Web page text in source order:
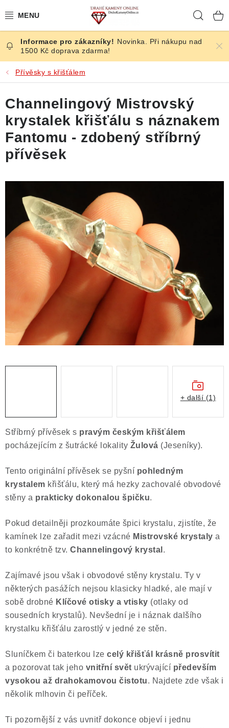
na
ČESKÉ KAMENY
ŠPERKY
KAMENY ZE SVĚTA
BROUŠENÉ
SLEVY
KRYSTALY
ČLÁNKY
NALEZIŠTĚ
NÁŠ PŘÍBĚH
VIDEOGALERIE
KONTAKT
Poučení o právu na odstoupení od smlouvy
Novinka. Při nákupu nad
1500 Kč doprava zdarma!
Přívěsky s křišťálem
Stříbrný přívěsek s pravým českým křišťálem
pocházejícím z šutrácké lokality Žulová (Jeseníky).
Tento originální přívěsek se pyšní pohledným
krystalem křišťálu, který má hezky zachovalé obvodové
stěny a prakticky dokonalou špičku.
Pokud detailněji prozkoumáte špici krystalu, zjistíte, že
kamínek lze zařadit mezi vzácné Mistrovské krystaly a
to konkrétně tzv. Channelingový krystal .
Zajímavé jsou však i obvodové stěny krystalu. Ty v
některých pasážích nejsou klasicky hladké, ale mají v
sobě drobné Klíčové otisky a vtisky (otlaky od
sousedních krystalů). Nevšední je i náznak dalšího
krystalku křišťálu zarostlý v jedné ze stěn.
Sluníčkem či baterkou lze celý křišťál krásně prosvítit
a pozorovat tak jeho vnitřní svět ukrývající především
vysokou až drahokamovou čistotu. Najdete zde však i
několik mlhovin či peříček.
Ti pozornější z vás uvnitř dokonce objeví i jednu
Channelingový Mistrovský
krystalek křišťálu s náznakem
Fantomu - zdobený stříbrný
přívěsek
+ další (1)